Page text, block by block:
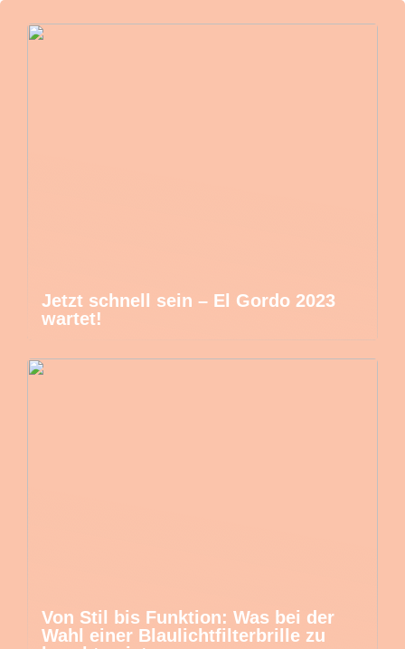
Jetzt schnell sein – El Gordo 2023
wartet!
Von Stil bis Funktion: Was bei der
Wahl einer Blaulichtfilterbrille zu